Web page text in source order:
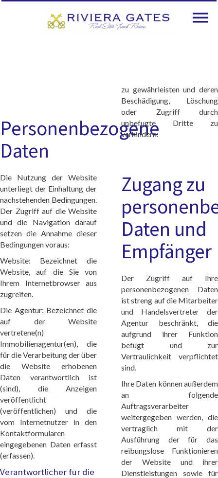
Personenbezogene
Daten
Die Nutzung der Website
unterliegt der Einhaltung der
nachstehenden Bedingungen.
Der Zugriff auf die Website
und die Navigation darauf
setzen die Annahme dieser
Bedingungen voraus:
Website: Bezeichnet die
Website, auf die Sie von
Ihrem Internetbrowser aus
zugreifen.
Die Agentur: Bezeichnet die
auf der Website
vertretene(n)
Immobilienagentur(en), die
für die Verarbeitung der über
die Website erhobenen
Daten verantwortlich ist
(sind), die Anzeigen
veröffentlicht
(veröffentlichen) und die
vom Internetnutzer in den
Kontaktformularen
eingegebenen Daten erfasst
(erfassen).
Verantwortlicher für die
zu gewährleisten und deren
Beschädigung, Löschung
oder Zugriff durch
unbefugte Dritte zu
verhindern.
Zugang zu
Daten und
Empfänger
Der Zugriff auf Ihre
personenbezogenen Daten
ist streng auf die Mitarbeiter
und Handelsvertreter der
Agentur beschränkt, die
aufgrund ihrer Funktion
befugt und zur
Vertraulichkeit verpflichtet
sind.
Ihre Daten können außerdem
an folgende
Auftragsverarbeiter
weitergegeben werden, die
vertraglich mit der
Ausführung der für das
reibungslose Funktionieren
der Website und ihrer
Dienstleistungen sowie für